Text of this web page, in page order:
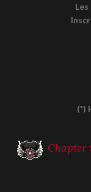
(*)
Chapter